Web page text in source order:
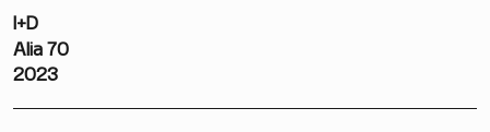
I+D
Alia 70
2023